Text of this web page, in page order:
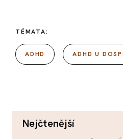
TÉMATA:
ADHD ADHD U
nejčtenější